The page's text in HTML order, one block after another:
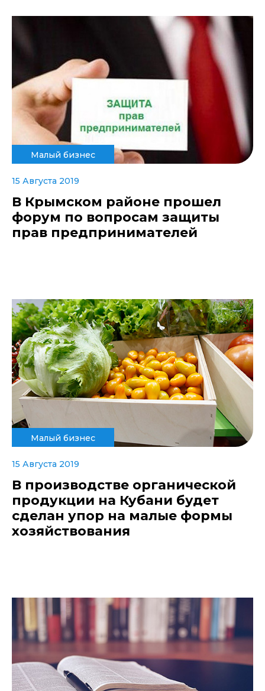
Малый бизнес
15 Августа 2019
В Крымском районе прошел
форум по вопросам защиты
прав предпринимателей
Малый бизнес
15 Августа 2019
В производстве органической
продукции на Кубани будет
сделан упор на малые формы
хозяйствования